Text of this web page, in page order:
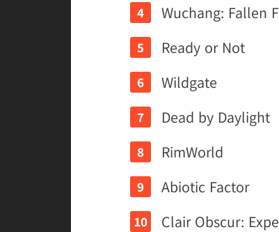
Wuchang: Fallen
Ready or Not
Wildgate
Dead by Daylight
RimWorld
Abiotic Factor
Clair Obscur: